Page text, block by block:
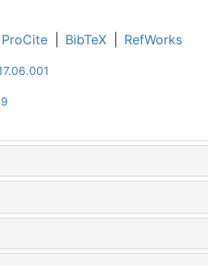
ProCite BibTeX
RefWorks